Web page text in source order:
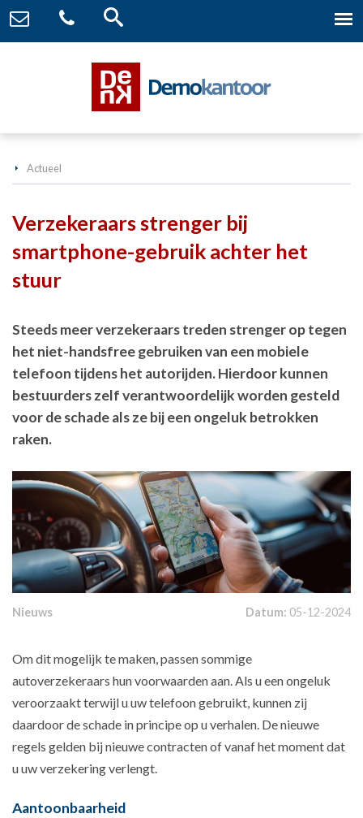
Actueel
Verzekeraars strenger bij
smartphone-gebruik achter het
stuur
Steeds meer verzekeraars treden strenger op tegen
het niet-handsfree gebruiken van een mobiele
telefoon tijdens het autorijden. Hierdoor kunnen
bestuurders zelf verantwoordelijk worden gesteld
voor de schade als ze bij een ongeluk betrokken
raken.
Nieuws Datum: 05-12-2024
Om dit mogelijk te maken, passen sommige
autoverzekeraars hun voorwaarden aan. Als u een ongeluk
veroorzaakt terwijl u uw telefoon gebruikt, kunnen zij
daardoor de schade in principe op u verhalen. De nieuwe
regels gelden bij nieuwe contracten of vanaf het moment dat
u uw verzekering verlengt.
Aantoonbaarheid